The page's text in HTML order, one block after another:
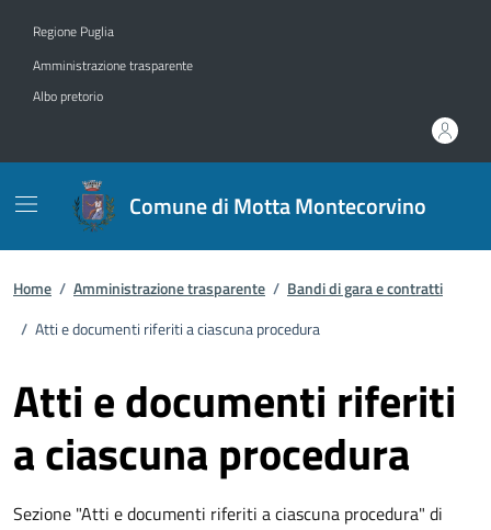
Regione Puglia
Amministrazione trasparente
Albo pretorio
Comune di Motta Montecorvino
Home / Amministrazione trasparente / Bandi di gara e contratti
/ Atti e documenti riferiti a ciascuna procedura
Atti e documenti riferiti
a ciascuna procedura
Sezione "Atti e documenti riferiti a ciascuna procedura" di